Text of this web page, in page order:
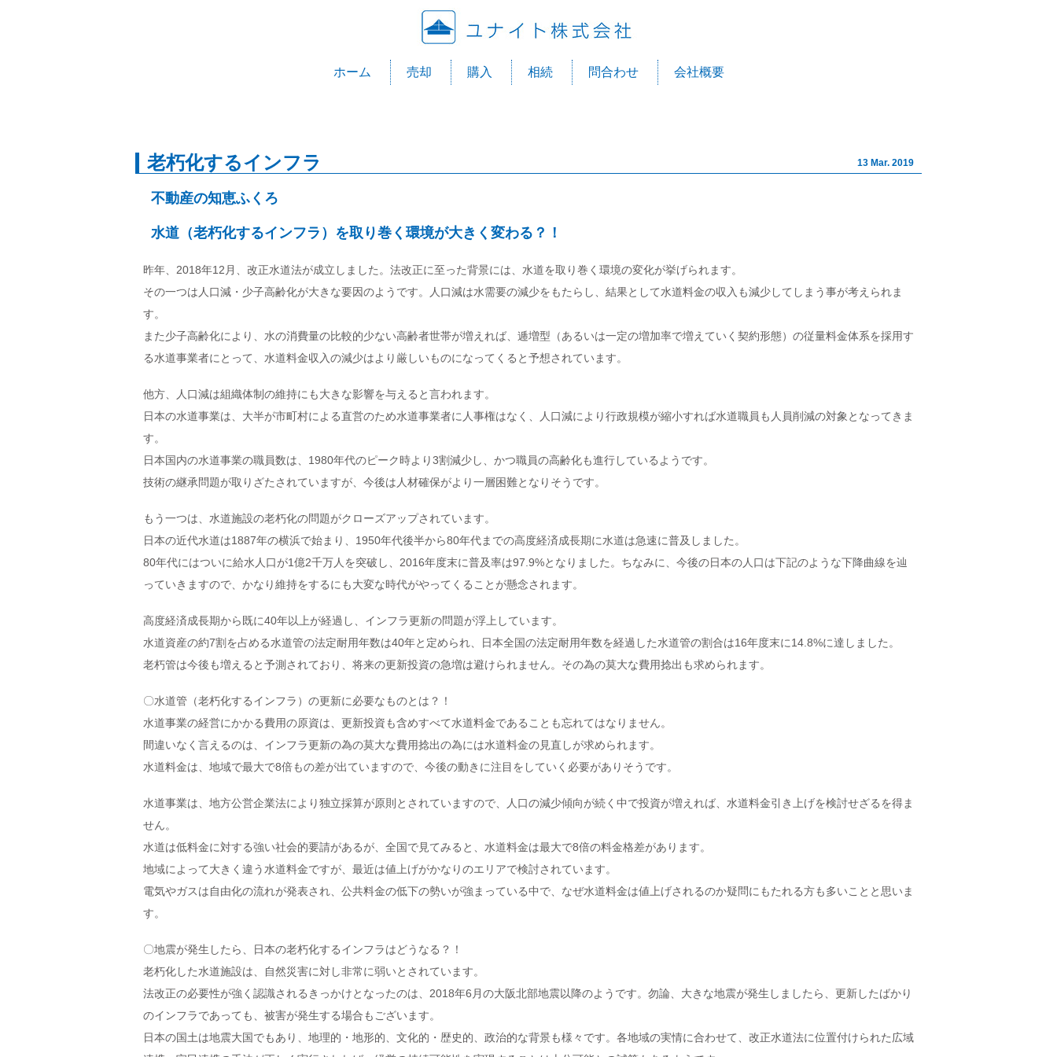
ホーム 売却 購入 相続 問合わせ 会社概要
老朽化するインフラ 13 Mar. 2019
不動産の知恵ふくろ
水道（老朽化するインフラ）を取り巻く環境が大きく変わる？！
昨年、2018年12月、改正水道法が成立しました。法改正に至った背景には、水道を取り巻く環境の変化が挙げられます。
その一つは人口減・少子高齢化が大きな要因のようです。人口減は水需要の減少をもたらし、結果として水道料金の収入も減少してしまう事が考えられま
す。
また少子高齢化により、水の消費量の比較的少ない高齢者世帯が増えれば、逓増型（あるいは一定の増加率で増えていく契約形態）の従量料金体系を採用す
る水道事業者にとって、水道料金収入の減少はより厳しいものになってくると予想されています。
他方、人口減は組織体制の維持にも大きな影響を与えると言われます。
日本の水道事業は、大半が市町村による直営のため水道事業者に人事権はなく、人口減により行政規模が縮小すれば水道職員も人員削減の対象となってきま
す。
日本国内の水道事業の職員数は、1980年代のピーク時より3割減少し、かつ職員の高齢化も進行しているようです。
技術の継承問題が取りざたされていますが、今後は人材確保がより一層困難となりそうです。
もう一つは、水道施設の老朽化の問題がクローズアップされています。
日本の近代水道は1887年の横浜で始まり、1950年代後半から80年代までの高度経済成長期に水道は急速に普及しました。
80年代にはついに給水人口が1億2千万人を突破し、2016年度末に普及率は97.9%となりました。ちなみに、今後の日本の人口は下記のような下降曲線を辿
っていきますので、かなり維持をするにも大変な時代がやってくることが懸念されます。
高度経済成長期から既に40年以上が経過し、インフラ更新の問題が浮上しています。
水道資産の約7割を占める水道管の法定耐用年数は40年と定められ、日本全国の法定耐用年数を経過した水道管の割合は16年度末に14.8%に達しました。
老朽管は今後も増えると予測されており、将来の更新投資の急増は避けられません。その為の莫大な費用捻出も求められます。
〇水道管（老朽化するインフラ）の更新に必要なものとは？！
水道事業の経営にかかる費用の原資は、更新投資も含めすべて水道料金であることも忘れてはなりません。
間違いなく言えるのは、インフラ更新の為の莫大な費用捻出の為には水道料金の見直しが求められます。
水道料金は、地域で最大で8倍もの差が出ていますので、今後の動きに注目をしていく必要がありそうです。
水道事業は、地方公営企業法により独立採算が原則とされていますので、人口の減少傾向が続く中で投資が増えれば、水道料金引き上げを検討せざるを得ま
せん。
水道は低料金に対する強い社会的要請があるが、全国で見てみると、水道料金は最大で8倍の料金格差があります。
地域によって大きく違う水道料金ですが、最近は値上げがかなりのエリアで検討されています。
電気やガスは自由化の流れが発表され、公共料金の低下の勢いが強まっている中で、なぜ水道料金は値上げされるのか疑問にもたれる方も多いことと思いま
す。
〇地震が発生したら、日本の老朽化するインフラはどうなる？！
老朽化した水道施設は、自然災害に対し非常に弱いとされています。
法改正の必要性が強く認識されるきっかけとなったのは、2018年6月の大阪北部地震以降のようです。勿論、大きな地震が発生しましたら、更新したばかり
のインフラであっても、被害が発生する場合もございます。
日本の国土は地震大国でもあり、地理的・地形的、文化的・歴史的、政治的な背景も様々です。各地域の実情に合わせて、改正水道法に位置付けられた広域